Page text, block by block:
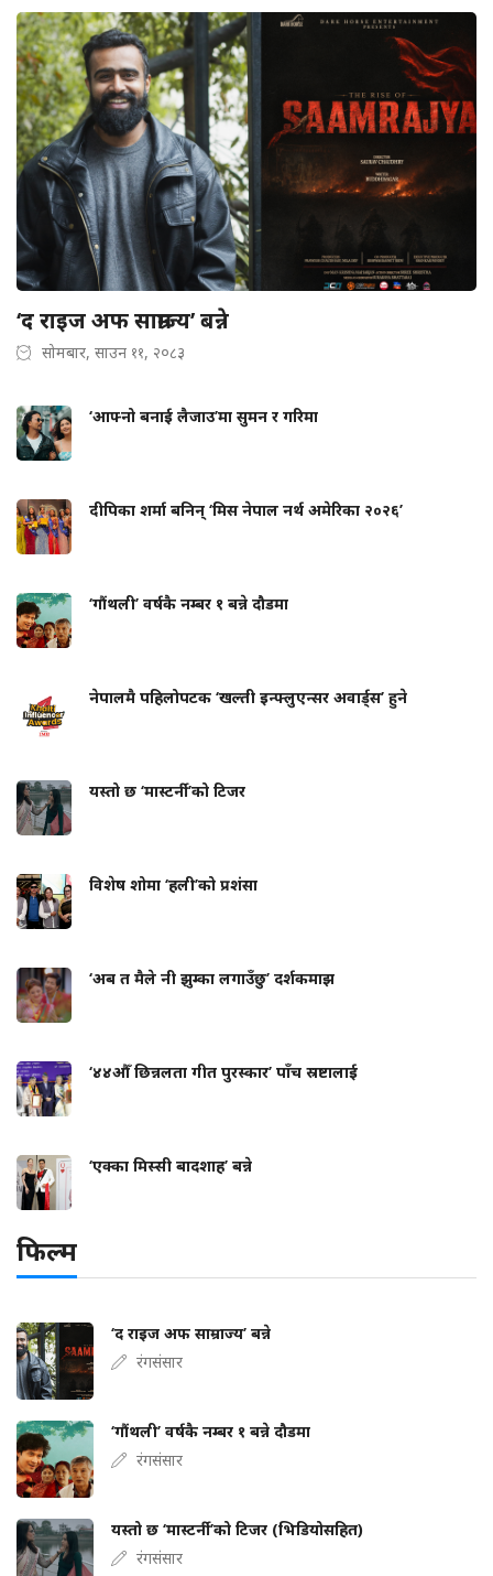
‘द राइज अफ साम्राज्य’ बन्ने
सोमबार, साउन ११, २०८३
‘आफ्नो बनाई लैजाउ’मा सुमन र गरिमा
दीपिका शर्मा बनिन् ‘मिस नेपाल नर्थ अमेरिका २०२६’
‘गौंथली’ वर्षकै नम्बर १ बन्ने दौडमा
नेपालमै पहिलोपटक ‘खल्ती इन्फ्लुएन्सर अवार्ड्स’ हुने
यस्तो छ ‘मास्टर्नी’को टिजर
विशेष शोमा ‘हली’को प्रशंसा
‘अब त मैले नी झुम्का लगाउँछु’ दर्शकमाझ
‘४४औँ छिन्नलता गीत पुरस्कार’ पाँच स्रष्टालाई
‘एक्का मिस्सी बादशाह’ बन्ने
फिल्म
‘द राइज अफ साम्राज्य’ बन्ने
रंगसंसार
‘गौंथली’ वर्षकै नम्बर १ बन्ने दौडमा
रंगसंसार
यस्तो छ ‘मास्टर्नी’को टिजर (भिडियोसहित)
रंगसंसार